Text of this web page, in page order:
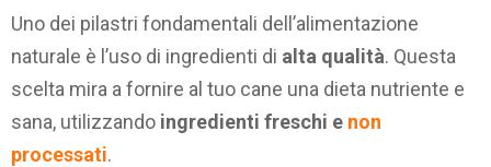
Uno dei pilastri fondamentali dell’alimentazione
naturale è l’uso di ingredienti di alta qualità. Questa
scelta mira a fornire al tuo cane una dieta nutriente e
sana, utilizzando ingredienti freschi e non
processati.